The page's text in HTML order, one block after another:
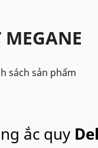
sách sản phẩm
ắc quy